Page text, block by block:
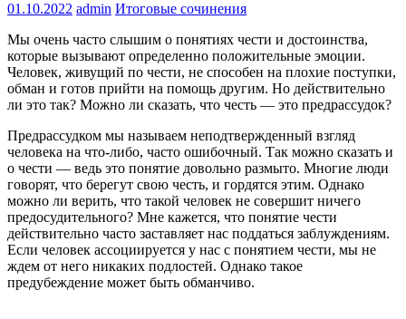
01.10.2022 admin Итоговые сочинения
Мы очень часто слышим о понятиях чести и достоинства,
которые вызывают определенно положительные эмоции.
Человек, живущий по чести, не способен на плохие поступки,
обман и готов прийти на помощь другим. Но действительно
ли это так? Можно ли сказать, что честь — это предрассудок?
Предрассудком мы называем неподтвержденный взгляд
человека на что-либо, часто ошибочный. Так можно сказать и
о чести — ведь это понятие довольно размыто. Многие люди
говорят, что берегут свою честь, и гордятся этим. Однако
можно ли верить, что такой человек не совершит ничего
предосудительного? Мне кажется, что понятие чести
действительно часто заставляет нас поддаться заблуждениям.
Если человек ассоциируется у нас с понятием чести, мы не
ждем от него никаких подлостей. Однако такое
предубеждение может быть обманчиво.